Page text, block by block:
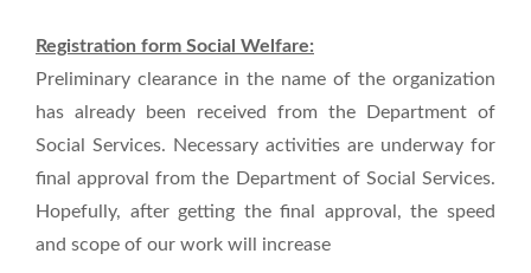
Registration form Social Welfare:
Preliminary clearance in the name of the organization
has already been received from the Department of
Social Services. Necessary activities are underway for
final approval from the Department of Social Services.
Hopefully, after getting the final approval, the speed
and scope of our work will increase